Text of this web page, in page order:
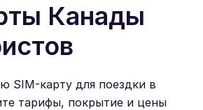
Канады
SIM-карту для поездки в
тарифы, покрытие и цены